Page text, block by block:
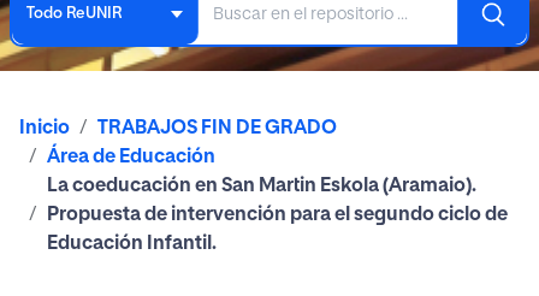
Todo ReUNIR
Inicio
TRABAJOS FIN DE GRADO
Área de Educación
La coeducación en San Martin Eskola (Aramaio).
Propuesta de intervención para el segundo ciclo de
Educación Infantil.